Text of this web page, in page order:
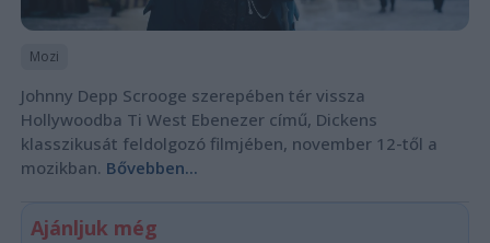
Mozi
Johnny Depp Scrooge szerepében tér vissza
Hollywoodba Ti West Ebenezer című, Dickens
klasszikusát feldolgozó filmjében, november 12-től a
mozikban. Bővebben...
Ajánljuk még